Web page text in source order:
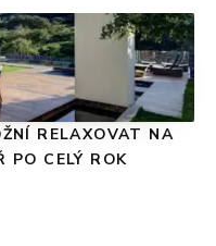
RELAXOVAT NA
PO CELÝ ROK